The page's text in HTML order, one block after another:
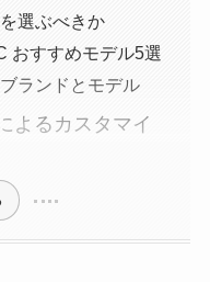
選ぶべきか
おすすめモデル5選
ランドとモデル
よるカスタマイ